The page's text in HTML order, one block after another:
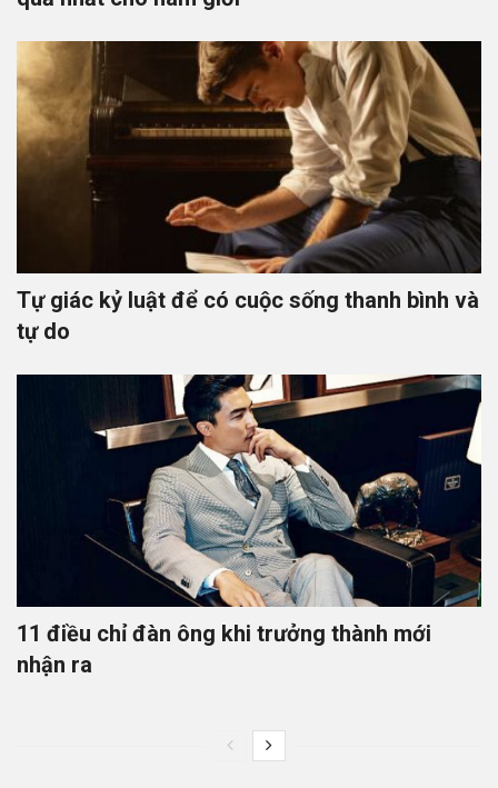
Tự giác kỷ luật để có cuộc sống thanh bình và
tự do
11 điều chỉ đàn ông khi trưởng thành mới
nhận ra